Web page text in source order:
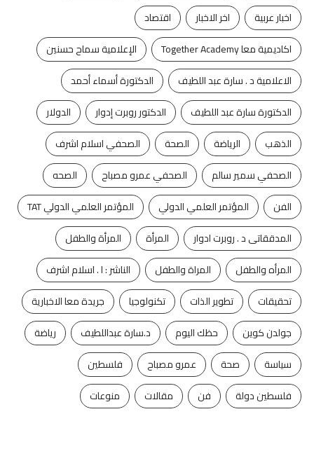
اخبار عربية
اخر الاخبار
اقتصاد
اكاديمية معا Together Academy
الإعلامية سماح حسنين
الاعلامية د . سارة عبد اللطيف
الدكتورة أسماء أحمد
الدكتورة سارة عبد اللطيف
الدكتور روبرت إدوار
الدولار
الذهب
الرياضة الصحة
الصحفي اسلام اشرف
الصحفي سمير سالم
الصحفي عمرو مصباح
الصحه
الفن
المؤتمر العلمي الدولي
المؤتمر العلمي الدولي TAT
المدققاتى د . روبرت ادوار
المرأة
المرأة والطفل
المرأه والطفل
المراة والطفل
الناشر : ا . اسلام اشرف
تحقيقات
تطوير الذات تكنولوجيا
جريدة معا الاخبارية
جولدن كوين
حظك اليوم د.سارة عبداللطيف
رياضة
سياسة
صحة عمرو مصباح
فلسطين
فلسطين دولة
فن مقالات منوعات